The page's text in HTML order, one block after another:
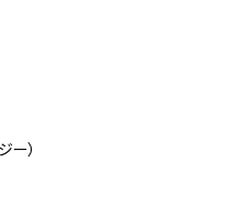
ー）